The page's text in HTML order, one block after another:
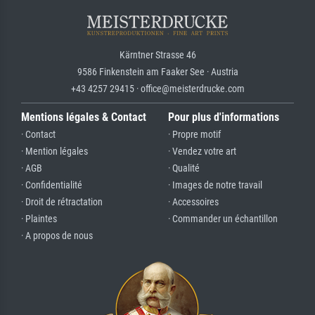
Kärntner Strasse 46
9586 Finkenstein am Faaker See · Austria
+43 4257 29415 · office@meisterdrucke.com
Mentions légales & Contact
· Contact
· Mention légales
· AGB
· Confidentialité
· Droit de rétractation
· Plaintes
· A propos de nous
Pour plus d'informations
· Propre motif
· Vendez votre art
· Qualité
· Images de notre travail
· Accessoires
· Commander un échantillon